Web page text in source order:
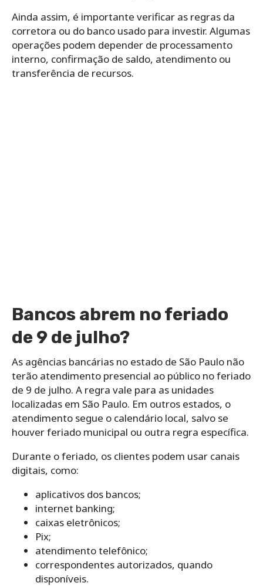
Ainda assim, é importante verificar as regras da
corretora ou do banco usado para investir. Algumas
operações podem depender de processamento
interno, confirmação de saldo, atendimento ou
transferência de recursos.
Bancos abrem no feriado
de 9 de julho?
As agências bancárias no estado de São Paulo não
terão atendimento presencial ao público no feriado
de 9 de julho. A regra vale para as unidades
localizadas em São Paulo. Em outros estados, o
atendimento segue o calendário local, salvo se
houver feriado municipal ou outra regra específica.
Durante o feriado, os clientes podem usar canais
digitais, como:
aplicativos dos bancos;
internet banking;
caixas eletrônicos;
Pix;
atendimento telefônico;
correspondentes autorizados, quando
disponíveis.